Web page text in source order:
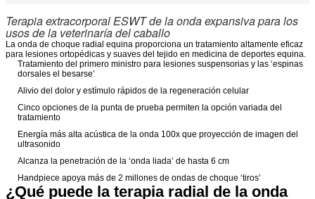
Terapia extracorporal ESWT de la onda expansiva para los
usos de la veterinaría del caballo
La onda de choque radial equina proporciona un tratamiento altamente eficaz
para lesiones ortopédicas y suaves del tejido en medicina de deportes equina.
Tratamiento del primero ministro para lesiones suspensorias y las ‘espinas
dorsales el besarse’
Alivio del dolor y estímulo rápidos de la regeneración celular
Cinco opciones de la punta de prueba permiten la opción variada del
tratamiento
Energía más alta acústica de la onda 100x que proyección de imagen del
ultrasonido
Alcanza la penetración de la ‘onda liada’ de hasta 6 cm
Handpiece apoya más de 2 millones de ondas de choque ‘tiros’
¿Qué puede la terapia radial de la onda